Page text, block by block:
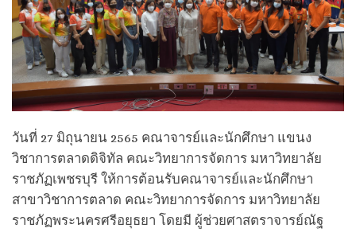
วันที่ 27 มิถุนายน 2565 คณาจารย์และนักศึกษา แขนง
วิชาการตลาดดิจิทัล คณะวิทยาการจัดการ มหาวิทยาลัย
ราชภัฏเพชรบุรี ให้การต้อนรับคณาจารย์และนักศึกษา
สาขาวิชาการตลาด คณะวิทยาการจัดการ มหาวิทยาลัย
ราชภัฏพระนครศรีอยุธยา โดยมี ผู้ช่วยศาสตราจารย์ณัฐ